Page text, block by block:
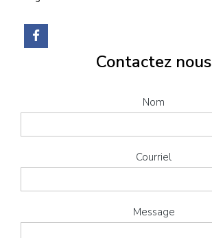
Contactez nous
Nom
Courriel
Message